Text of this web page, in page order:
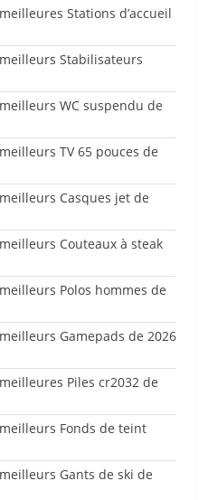
Stations d’accueil
Stabilisateurs
WC suspendu de
TV 65 pouces de
Casques jet de
Couteaux à steak
Polos hommes de
Gamepads de 2026
Piles cr2032 de
Fonds de teint
Gants de ski de